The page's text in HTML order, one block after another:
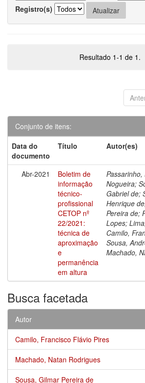
Registro(s)
Resultado 1-1 de 1.
Conjunto de itens:
Data do
documento
Título Autor(es)
Abr-2021
Boletim de
informação
técnico-
profissional
CETOP nº
22/2021:
técnica de
aproximação
e
permanência
em altura
Nogueira;
Gabriel de;
Henrique
Pereira de;
Lopes;
Camilo,
Sousa,
Machado,
Busca facetada
Autor
Camilo, Francisco Flávio Pires
Machado, Natan Rodrigues
Sousa, Gilmar Pereira de